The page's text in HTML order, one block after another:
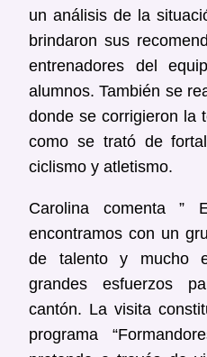
un análisis de la
brindaron sus
entrenadores del
alumnos. También se
donde se corrigieron la
como se trató de
ciclismo y atletismo.
Carolina comenta
encontramos con un
de talento y mucho
grandes esfuerzos
cantón. La visita
programa